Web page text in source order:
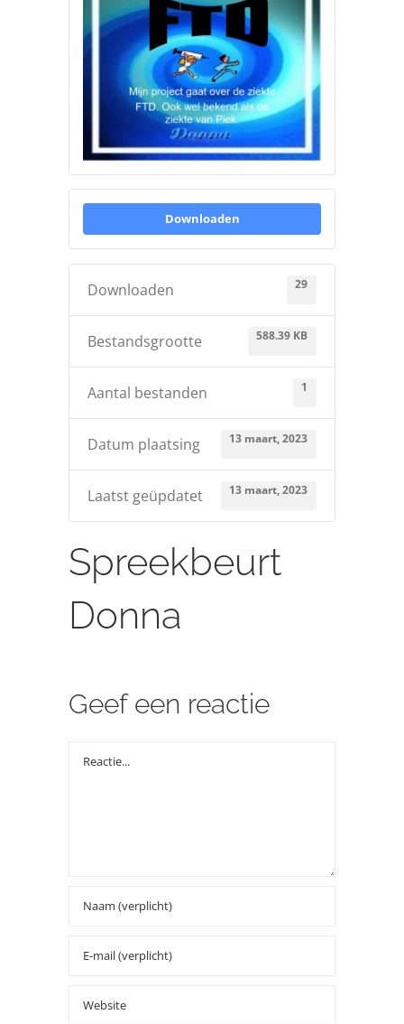
Downloaden
Downloaden 29
Bestandsgrootte 588.39 KB
Aantal bestanden 1
Datum plaatsing 13 maart, 2023
Laatst geüpdatet 13 maart, 2023
Spreekbeurt
Donna
Geef een reactie
Reactie